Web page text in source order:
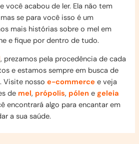
você acabou de ler. Ela não tem
se para você isso é um
mais histórias sobre o mel em
e fique por dentro de tudo.
, prezamos pela procedência de cada
e estamos sempre em busca de
Visite nossoe-commerce e veja
de mel, própolis, pólen egeleia
encontrará algo para encantar em
a sua saúde.